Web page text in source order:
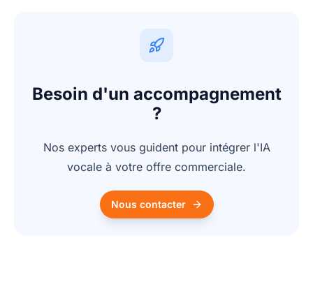
Besoin d'un accompagnement
?
Nos experts vous guident pour intégrer l'IA
vocale à votre offre commerciale.
Nous contacter